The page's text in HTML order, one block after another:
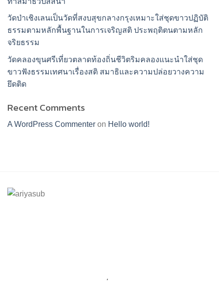
วัดป่าเชิงเลนเป็นวัดที่สงบสุขกลางกรุงเหมาะใส่ชุดขาวปฏิบัติ
ธรรมตามหลักพื้นฐานในการเจริญสติ ประพฤติตนตามหลัก
จริยธรรม
วัดคลองขุนศรีเที่ยวตลาดท้องถิ่นชีวิตริมคลองแนะนำใส่ชุด
ขาวฟังธรรมเทศนาเรื่องสติ สมาธิและความปล่อยวางความ
ยึดติด
Recent Comments
A WordPress Commenter on Hello world!
,